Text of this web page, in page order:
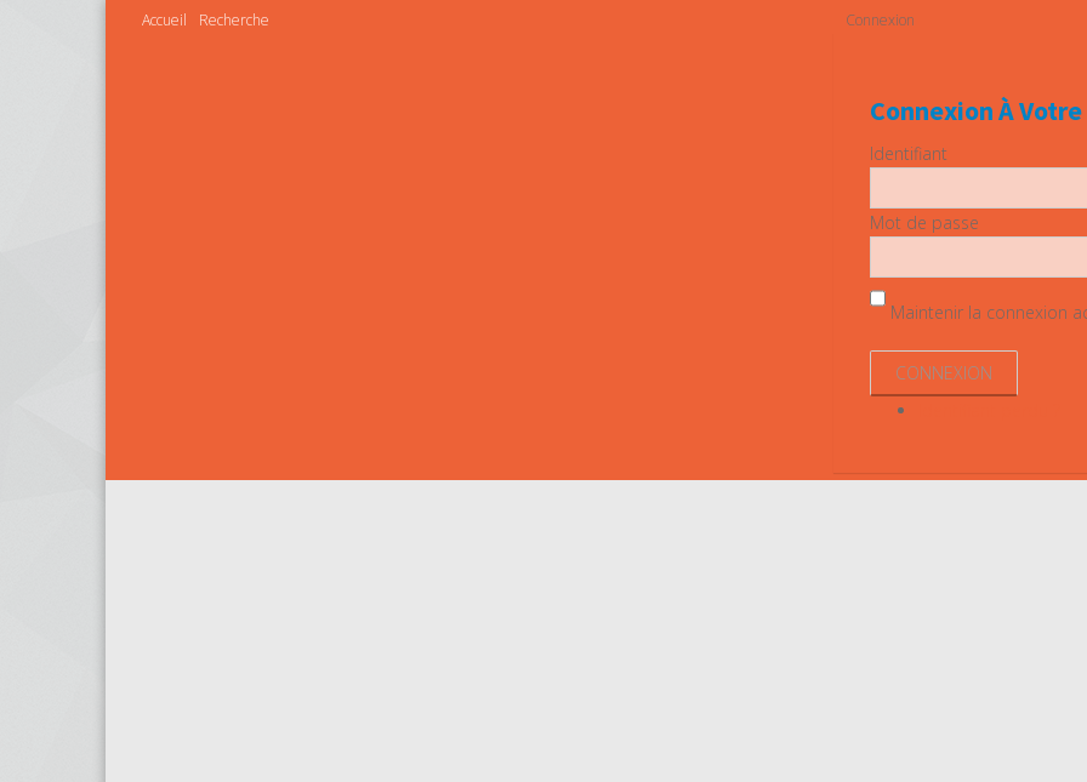
Accueil Recherche Connexion
Connexion À
Identifiant
Mot de passe
Maintenir la connexion